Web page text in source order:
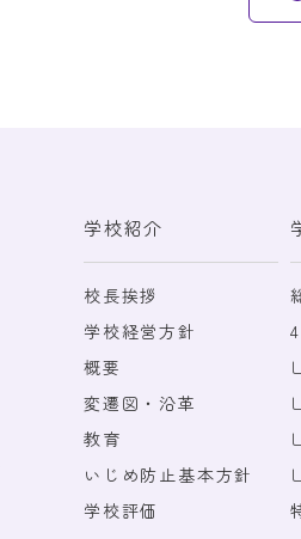
学校紹介
校長挨拶
学校経営方針
概要
変遷図・沿革
教育
いじめ防止基本方針
学校評価